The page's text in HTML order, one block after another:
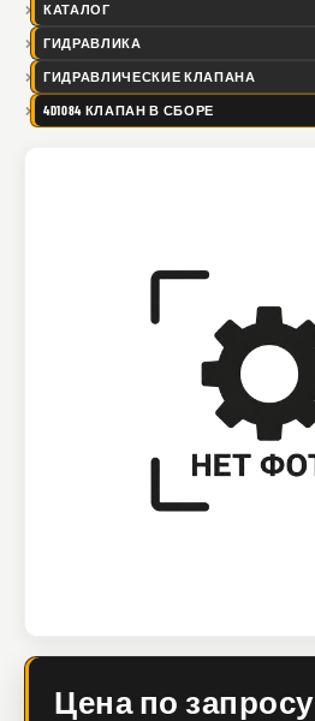
КАТАЛОГ
ГИДРАВЛИКА
ГИДРАВЛИЧЕСКИЕ КЛАПАНА
4D1084 КЛАПАН В СБОРЕ
Цена по запросу